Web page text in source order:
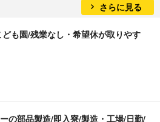
さらに見る
も園/残業なし・希望休が取りやす
の部品製造/即入寮/製造・工場/日勤/